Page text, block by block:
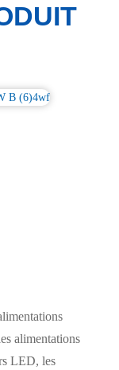
alimentations
LED, les